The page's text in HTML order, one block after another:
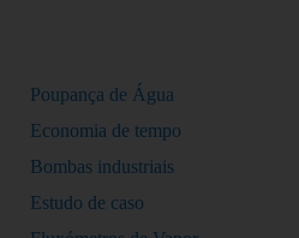
Poupança de Água
Economia de tempo
Bombas industriais
Estudo de caso